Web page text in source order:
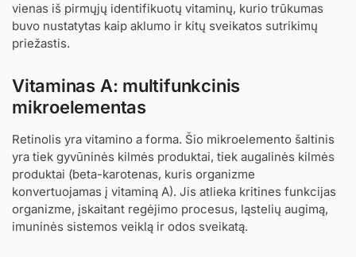
vienas iš pirmųjų identifikuotų vitaminų, kurio trūkumas
buvo nustatytas kaip aklumo ir kitų sveikatos sutrikimų
priežastis.
Vitaminas A: multifunkcinis
mikroelementas
Retinolis yra vitamino a forma. Šio mikroelemento šaltinis
yra tiek gyvūninės kilmės produktai, tiek augalinės kilmės
produktai (beta-karotenas, kuris organizme
konvertuojamas į vitaminą A). Jis atlieka kritines funkcijas
organizme, įskaitant regėjimo procesus, ląstelių augimą,
imuninės sistemos veiklą ir odos sveikatą.